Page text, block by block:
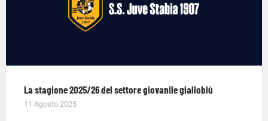
La stagione 2025/26 del settore giovanile gialloblù
11 Agosto 2025